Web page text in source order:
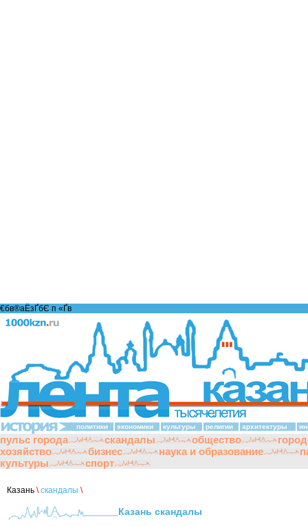
€бв®аЁзҐбЄ п «Ґ­в
политики экономики культуры религии архитектуры
пульс города скандалы общество
хозяйство
бизнес наука и образование
культуры
спорт
Казань \ скандалы \
Казань скандалы